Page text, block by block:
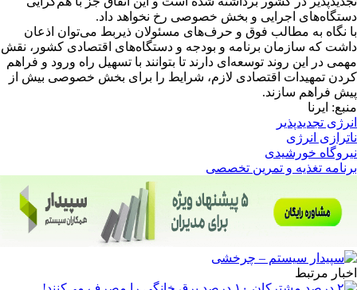
دستگاه‌های اجرایی و بخش خصوصی رخ نخواهد داد.
با نگاه به مطالب فوق و حرف‌های مسئولان ذیربط می‌توان اذعان
داشت که سازمان برنامه و بودجه و دستگاه‌های اقتصادی کشور، نقش
مهمی در این روند توسعه‌ای دارند تا بتوانند با تسهیل راه ورود و فراهم
کردن تمهیدات اقتصادی لازم، شرایط را برای بخش خصوصی بیش از
پیش فراهم سازند.
منبع: ایرنا
انرژی تجدیدپذیر
ناترازی انرژی
نیروگاه خورشیدی
برنامه تغذیه و تمرین تخصصی
اخبار مرتبط